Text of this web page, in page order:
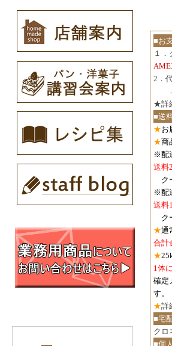
■お
１．
2．
★詳
■送
★お
★商
※配
送料
ク
※配
送料
ク
★通
合計
★
1体
確定
す。
★詳
■宅
クロ
■個